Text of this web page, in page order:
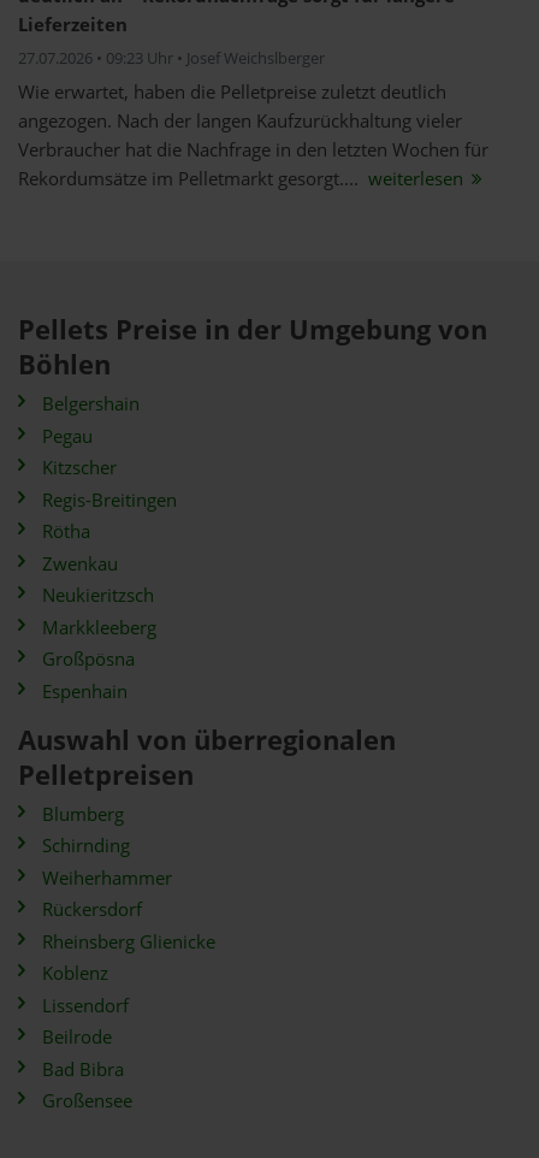
Lieferzeiten
27.07.2026 • 09:23 Uhr • Josef Weichslberger
Wie erwartet, haben die Pelletpreise zuletzt deutlich
angezogen. Nach der langen Kaufzurückhaltung vieler
Verbraucher hat die Nachfrage in den letzten Wochen für
Rekordumsätze im Pelletmarkt gesorgt.... weiterlesen
Pellets Preise in der Umgebung von
Böhlen
Belgershain
Pegau
Kitzscher
Regis-Breitingen
Rötha
Zwenkau
Neukieritzsch
Markkleeberg
Großpösna
Espenhain
Auswahl von überregionalen
Pelletpreisen
Blumberg
Schirnding
Weiherhammer
Rückersdorf
Rheinsberg Glienicke
Koblenz
Lissendorf
Beilrode
Bad Bibra
Großensee